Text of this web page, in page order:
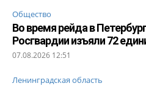
Общество
Во время рейда в
Росгвардии изъяли 72
07.08.2026 12:51
Ленинградская область